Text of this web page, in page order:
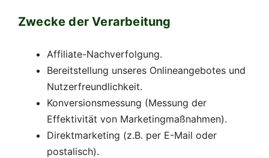
Zwecke der Verarbeitung
Affiliate-Nachverfolgung.
Bereitstellung unseres Onlineangebotes und
Nutzerfreundlichkeit.
Konversionsmessung (Messung der
Effektivität von Marketingmaßnahmen).
Direktmarketing (z.B. per E-Mail oder
postalisch).